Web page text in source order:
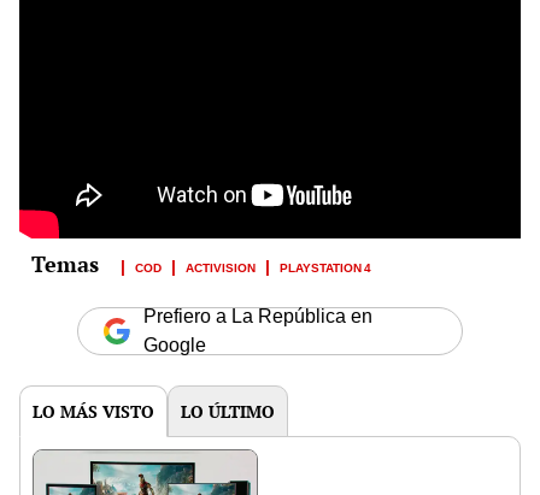
COD ACTIVISION PLAYSTATION 4
Prefiero a La República en
Google
LO MÁS VISTO LO ÚLTIMO